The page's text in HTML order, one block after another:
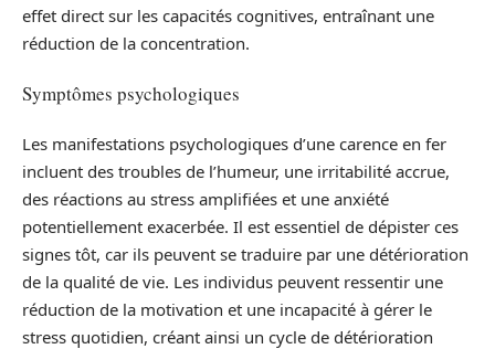
effet direct sur les capacités cognitives, entraînant une
réduction de la concentration.
Symptômes psychologiques
Les manifestations psychologiques d’une carence en fer
incluent des troubles de l’humeur, une irritabilité accrue,
des réactions au stress amplifiées et une anxiété
potentiellement exacerbée. Il est essentiel de dépister ces
signes tôt, car ils peuvent se traduire par une détérioration
de la qualité de vie. Les individus peuvent ressentir une
réduction de la motivation et une incapacité à gérer le
stress quotidien, créant ainsi un cycle de détérioration